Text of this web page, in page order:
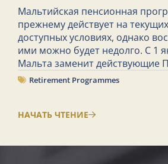
Мальтийская пенсионная
прежнему действует на
доступных условиях, однако
ими можно будет недолго. С 1
Мальта заменит действующие
Retirement Programmes
НАЧАТЬ ЧТЕНИЕ